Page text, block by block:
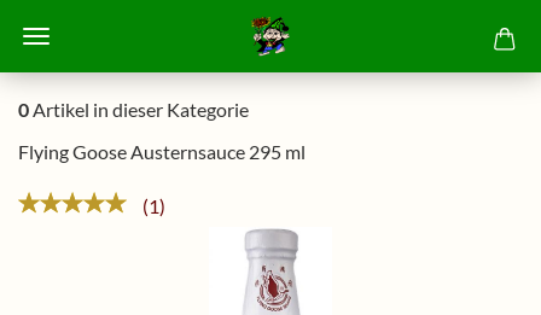
0Artikel in dieser Kategorie
Flying Goose Austernsauce 295 ml
1